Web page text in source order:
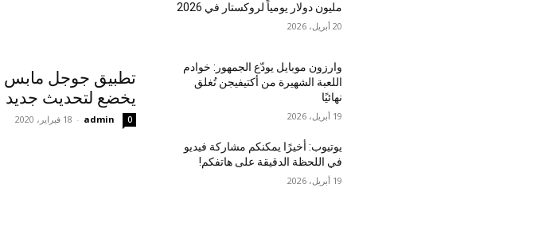
يخضع لتحديث جديد
admin
- 18 فبراير، 2020 0
مليون دولار يومياً لروكستار في 2026
20 أبريل، 2026
وارزون موبايل يودّع الجمهور: خوادم
اللعبة الشهيرة من أكتيفيجن تُغلق
نهائيًا
19 أبريل، 2026
يوتيوب: أخيرًا يمكنكم مشاركة فيديو
في اللحظة الدقيقة على هاتفكم!
19 أبريل، 2026